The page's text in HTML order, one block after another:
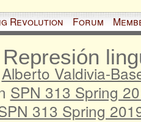
Revolution Forum
Alberto Valdivia-
SPN 313 Spring
313 Spring